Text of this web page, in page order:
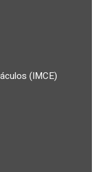
(IMCE)